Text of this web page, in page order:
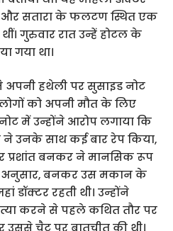
और सतारा के फलटण स्थित एक
गुरुवार रात उन्हें होटल के
गया था।
हथेली पर सुसाइड नोट
को अपनी मौत के लिए
में उन्होंने आरोप लगाया कि
उनके साथ कई बार रेप किया,
प्रशांत बनकर ने मानसिक रूप
अनुसार, बनकर उस मकान के
डॉक्टर रहती थी। उन्होंने
करने से पहले कथित तौर पर
चैट पर बातचीत की थी।